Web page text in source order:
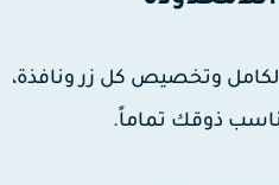
وتخصيص كل زر ونافذة،
ذوقك تماماً.